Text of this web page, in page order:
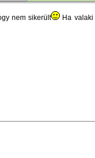
nem sikerült
Ha valaki